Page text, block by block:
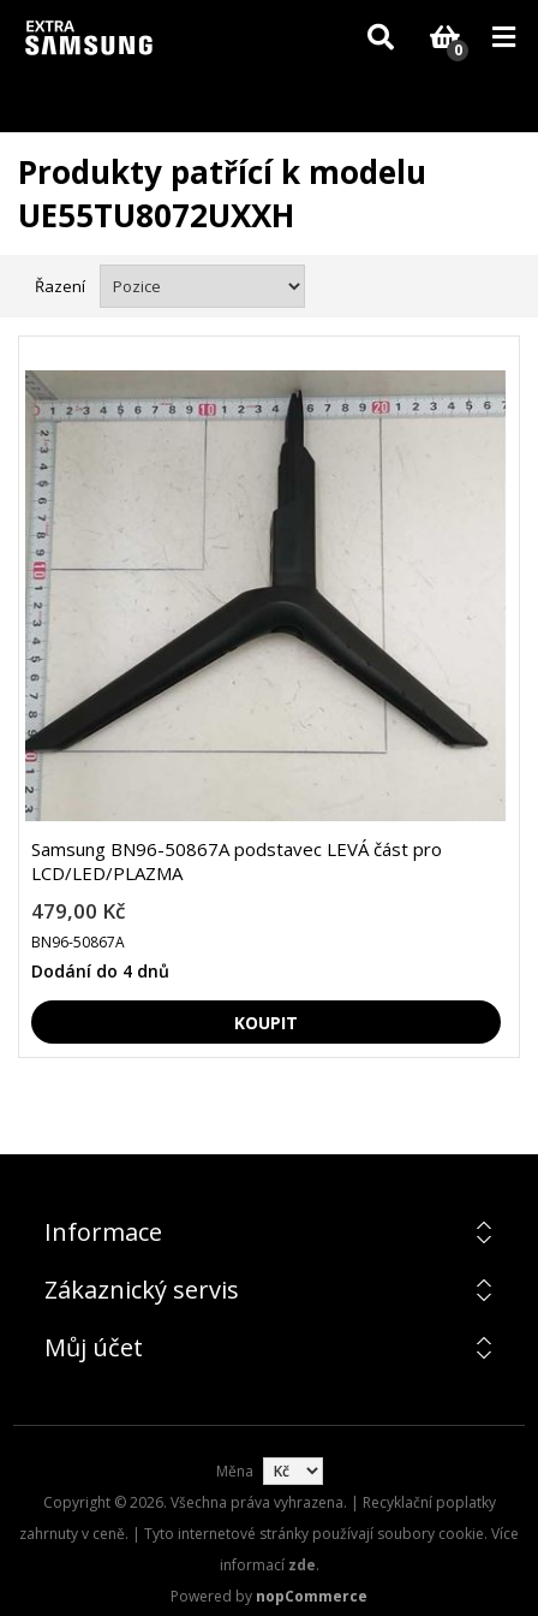
Vzhledem k aktuální situaci se může dodání dílů, které nejsou skladem,
zpozdit. Děkujeme za pochopení.
0
Produkty patřící k modelu
UE55TU8072UXXH
Řazení
Samsung BN96-50867A podstavec LEVÁ část pro
LCD/LED/PLAZMA
479,00 Kč
BN96-50867A
Dodání do 4 dnů
Informace
Zákaznický servis
Můj účet
Měna
Copyright © 2026. Všechna práva vyhrazena. | Recyklační poplatky
zahrnuty v ceně. | Tyto internetové stránky používají soubory cookie. Více
informací zde.
Powered by nopCommerce